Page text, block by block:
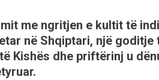
me ngritjen e kultit të
në Shqiptari, një goditje
Kishës dhe priftërinj u